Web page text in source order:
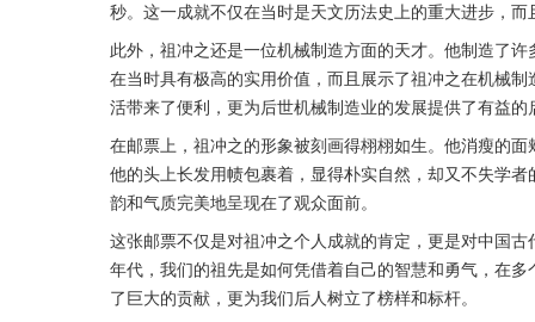
秒。这一成就不仅在当时是天文历法史上的重大进步，
此外，祖冲之还是一位机械制造方面的天才。他制造了许
在当时具有极高的实用价值，而且展示了祖冲之在机械
活带来了便利，更为后世机械制造业的发展提供了有益
在邮票上，祖冲之的形象被刻画得栩栩如生。他消瘦的
他的头上长发用帻包裹着，显得朴实自然，却又不失学
韵和气质完美地呈现在了观众面前。
这张邮票不仅是对祖冲之个人成就的肯定，更是对中国
年代，我们的祖先是如何凭借着自己的智慧和勇气，在
了巨大的贡献，更为我们后人树立了榜样和标杆。